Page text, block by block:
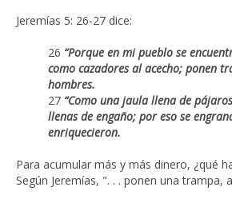
Jeremías 5: 26-27 dice:
26 “Porque en mi pueblo se
como cazadores al acecho; ponen
hombres.
27 “Como una jaula llena de
llenas de engaño; por eso se
enriquecieron.
Para acumular más y más dinero, ¿qué
Según Jeremías, ". . . ponen una trampa,